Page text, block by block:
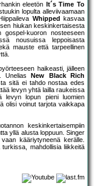
eleetön
It´s Time To
lopulta alleviivaamaan
Whipped
kasvaa
hiukan keskinkertaisesta
kuoron nosteeseen
nousuissa leppoisasta
mauste että tarpeellinen
haikeasti, jälleen
Unelias
New Black Rich
sitä ei tahdo nostaa edes
levyn yhtä lailla raukeissa
levyn lopun pieni luomien
olisi voinut tarjota vaikkapa
keskinkertaisempiin
yllä alusta loppuun. Singer
kääriytyneenä kerälle.
mahdollisia liikkeitä